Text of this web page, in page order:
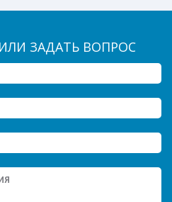
ЗАДАТЬ ВОПРОС